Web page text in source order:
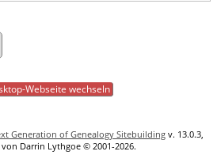
Webseite wechseln
Generation of Genealogy Sitebuilding v. 13.0.3,
Darrin Lythgoe © 2001-2026.